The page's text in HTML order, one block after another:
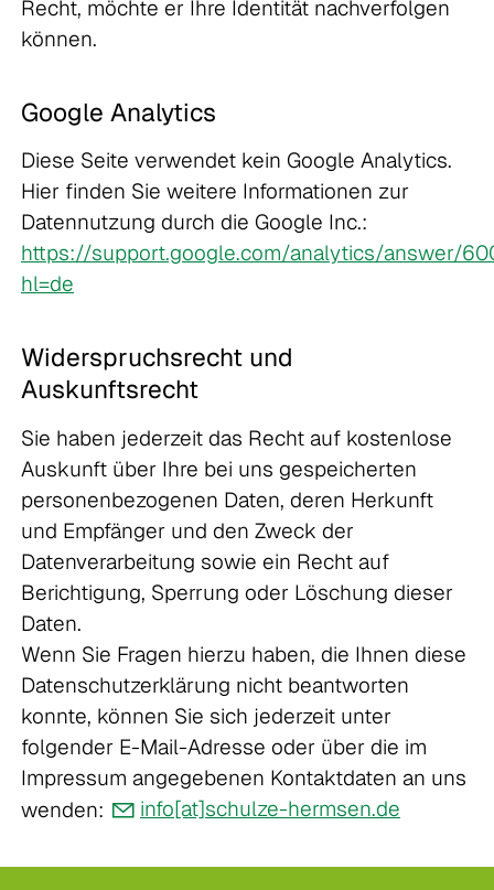
Recht, möchte er Ihre Identität nachverfolgen
können.
Google Analytics
Diese Seite verwendet kein Google Analytics.
Hier finden Sie weitere Informationen zur
Datennutzung durch die Google Inc.:
https://support.google.com/analytics/answer/
hl=de
Widerspruchsrecht und
Auskunftsrecht
Sie haben jederzeit das Recht auf kostenlose
Auskunft über Ihre bei uns gespeicherten
personenbezogenen Daten, deren Herkunft
und Empfänger und den Zweck der
Datenverarbeitung sowie ein Recht auf
Berichtigung, Sperrung oder Löschung dieser
Daten.
Wenn Sie Fragen hierzu haben, die Ihnen diese
Datenschutzerklärung nicht beantworten
konnte, können Sie sich jederzeit unter
folgender E-Mail-Adresse oder über die im
Impressum angegebenen Kontaktdaten an uns
wenden:
info[at]schulze-hermsen.de